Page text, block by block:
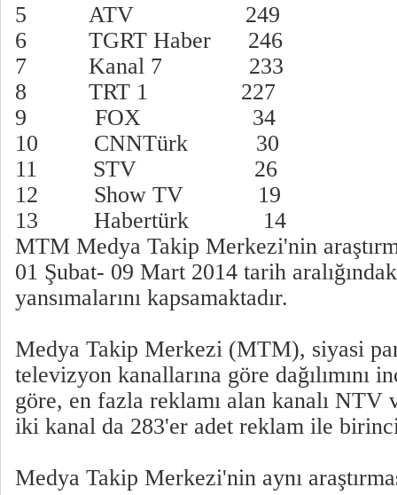
5 ATV 249
6 TGRT Haber 246
7 Kanal 7 233
8 TRT 1 227
9 FOX 34
10 CNNTürk 30
11 STV 26
12 Show TV 19
13 Habertürk 14
MTM Medya Takip Merkezi'nin
01 Şubat- 09 Mart 2014 tarih
yansımalarını kapsamaktadır.
Medya Takip Merkezi (MTM), siyasi
televizyon kanallarına göre dağılımını
göre, en fazla reklamı alan kanalı
iki kanal da 283'er adet reklam ile
Medya Takip Merkezi'nin aynı